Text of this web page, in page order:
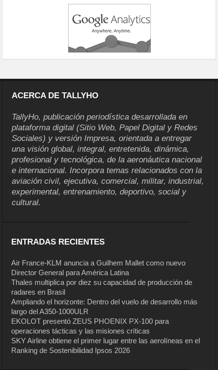
ACERCA DE TALLYHO
TallyHo, publicación periodística desarrollada en
plataforma digital (Sitio Web, Papel Digital y Redes
Sociales) y versión Impresa, orientada a entregar
una visión global, integral, entretenida, dinámica,
profesional y tecnológica, de la aeronáutica nacional
e internacional. Incorpora temas relacionados con la
aviación civil, ejecutiva, comercial, militar, industrial,
experimental, entrenamiento, deportivo, social y
cultural.
ENTRADAS RECIENTES
Air France-KLM anuncia a Guilhem Mallet como nuevo
Director General para América Latina
Thales multiplica por diez su capacidad de producción de
radares en Brasil
Ampliando el horizonte: Dentro del vuelo de desarrollo más
largo del A350-1000ULR
EKOLOT presentó ZEUS PHOENIX PX-100 para
operaciones tácticas y las misiones críticas
SKY Airline obtiene el primer lugar entre las aerolíneas en el
Ranking de Sostenibilidad Ipsos 2026